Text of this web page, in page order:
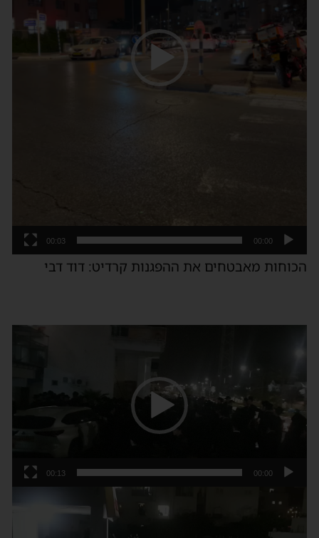
00:00
00:03
הכוחות מאבטחים את ההפגנות קרדיט: דוד דבי
וידאו
00:00
00:13
וידאו